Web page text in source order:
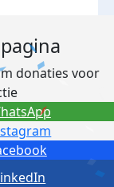
donaties voor